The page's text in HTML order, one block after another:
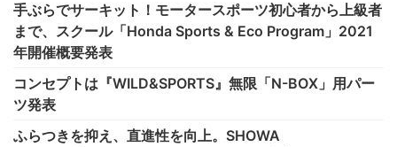
手ぶらでサーキット！モータースポーツ初心者から上級者
まで、スクール「Honda Sports & Eco Program」2021
年開催概要発表
コンセプトは『WILD&SPORTS』無限「N-BOX」用パー
ツ発表
ふらつきを抑え、直進性を向上。SHOWA